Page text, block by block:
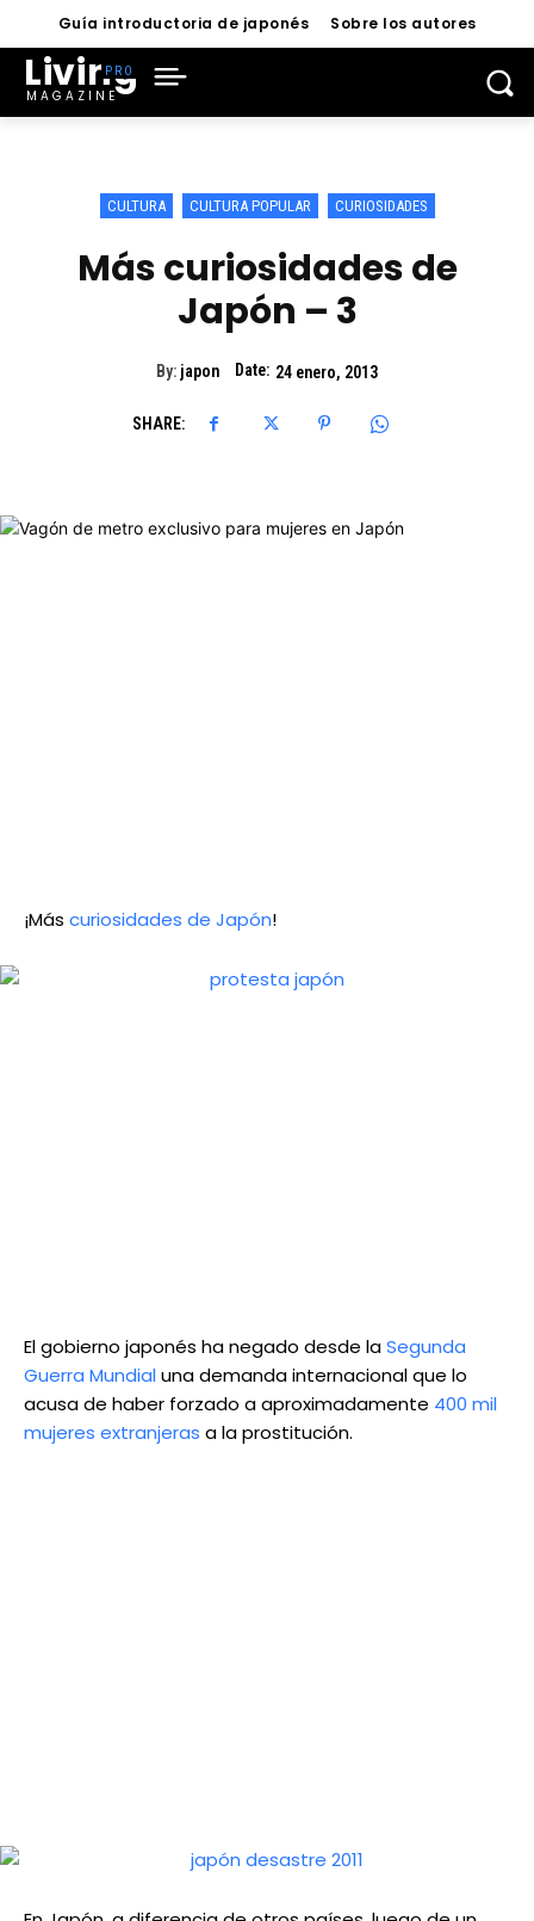
Guía introductoria de japonés Sobre los autores
Living
MAGAZINE
CULTURA CULTURA POPULAR CURIOSIDADES
Más curiosidades de
Japón – 3
By: japon Date: 24 enero, 2013
SHARE:
¡Más curiosidades de Japón!
El gobierno japonés ha negado desde laSegunda
Guerra Mundialuna demanda internacional que lo
acusa de haber forzado a aproximadamente 400 mil
mujeres extranjeras a la prostitución.